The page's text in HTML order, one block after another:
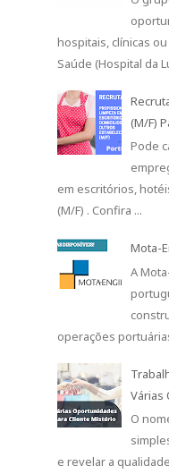
hospitais, clínicas
Saúde (Hospital da
(M/F)
Pode
em escritórios,
(M/F) . Confira ...
Mota-
A
operações
Várias
O
e revelar a